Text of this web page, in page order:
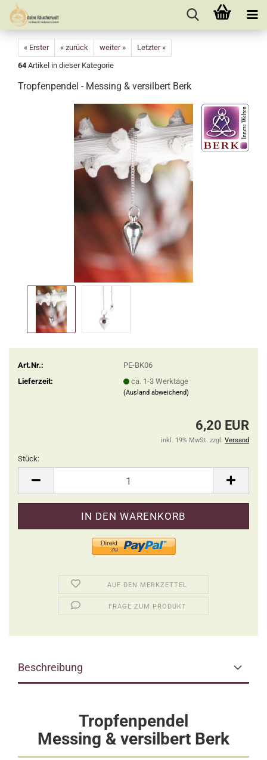
« Erster « zurück weiter »
Letzter »
64 Artikel in dieser Kategorie
Tropfenpendel - Messing & versilbert Berk
Art.Nr.:
PE-BK06
Lieferzeit:
ca. 1-3 Werktage
(Ausland abweichend)
6,20 EUR
inkl. 19% MwSt. zzgl. Versand
Stück:
AUF DEN MERKZETTEL
FRAGE ZUM PRODUKT
Beschreibung
Tropfenpendel
Messing & versilbert Berk